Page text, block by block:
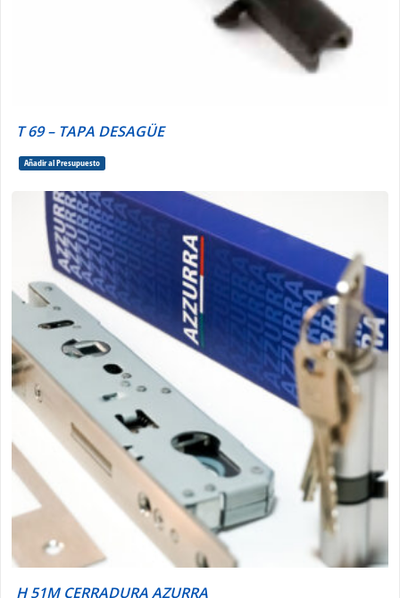
T 69 – TAPA DESAGÜE
Añadir al Presupuesto
H 51M CERRADURA AZURRA